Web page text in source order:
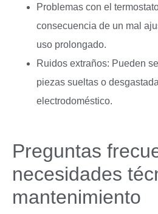
Problemas con el
consecuencia de un mal
uso prolongado.
Ruidos extraños: Pueden
piezas sueltas o
electrodoméstico.
Preguntas
necesidades
mantenimiento